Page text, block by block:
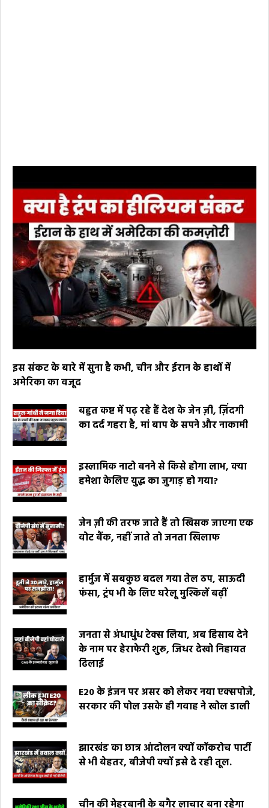
इस संकट के बारे में सुना है कभी, चीन और ईरान के हाथों में
अमेरिका का वजूद
बहुत कष्ट में पढ़ रहे हैं देश के जेन ज़ी, ज़िंदगी
का दर्द गहरा है, मां बाप के सपने और नाकामी
इस्लामिक नाटो बनने से किसे होगा लाभ, क्या
हमेशा केलिए युद्ध का जुगाड़ हो गया?
जेन ज़ी की तरफ जाते हैं तो खिसक जाएगा एक
वोट बैंक, नहीं जाते तो जनता खिलाफ
हार्मुज में सबकुछ बदल गया तेल ठप, साऊदी
फंसा, ट्रंप भी के लिए घरेलू मुश्किलें बढ़ीं
जनता से अंधाधुंध टेक्स लिया, अब हिसाब देने
के नाम पर हेराफेरी शुरू, जिधर देखो निहायत
ढिलाई
E20 के इंजन पर असर को लेकर नया एक्सपोजे,
सरकार की पोल उसके ही गवाह ने खोल डाली
झारखंड का छात्र आंदोलन क्यों कॉकरोच पार्टी
से भी बेहतर, बीजेपी क्यों इसे दे रही तूल.
चीन की मेहरबानी के बगैर लाचार बना रहेगा